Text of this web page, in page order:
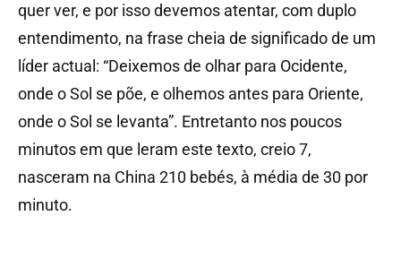
quer ver, e por isso devemos atentar, com duplo
entendimento, na frase cheia de significado de um
líder actual: “Deixemos de olhar para Ocidente,
onde o Sol se põe, e olhemos antes para Oriente,
onde o Sol se levanta”. Entretanto nos poucos
minutos em que leram este texto, creio 7,
nasceram na China 210 bebés, à média de 30 por
minuto.